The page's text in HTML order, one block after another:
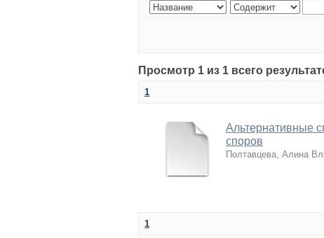
Просмотр 1 из 1 всего
1
Альтернативные
споров
Полтавцева, Алина
1